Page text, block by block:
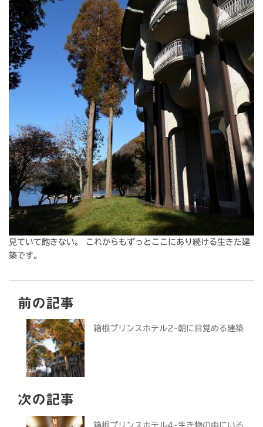
見ていて飽きない。 これからもずっとここにあり続ける生きた建
築です。
前の記事
箱根プリンスホテル2-朝に目覚める建築
次の記事
箱根プリンスホテル4-生き物の中にいる